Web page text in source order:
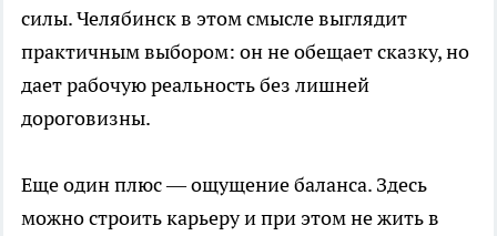
силы. Челябинск в этом смысле выглядит
практичным выбором: он не обещает сказку, но
дает рабочую реальность без лишней
дороговизны.
Еще один плюс — ощущение баланса. Здесь
можно строить карьеру и при этом не жить в